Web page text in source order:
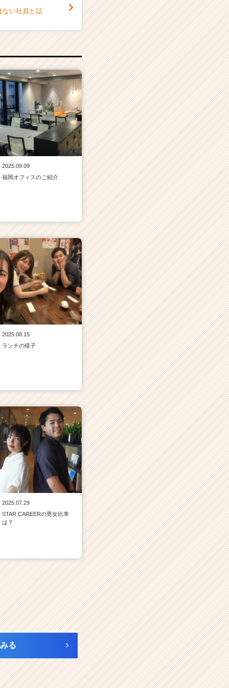
ない社員と話
2025.09.09
福岡オフィスのご紹介
2025.08.15
ランチの様子
2025.07.29
STAR CAREERの男女比率
は？
る